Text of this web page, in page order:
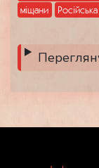
міщани
Російська